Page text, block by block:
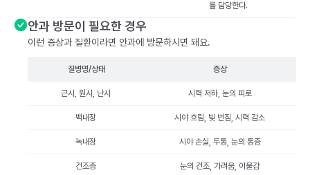
를 담당한다.
안과 방문이 필요한 경우
이런 증상과 질환이라면 안과에 방문하시면 돼요.
질병명/상태 증상
근시, 원시, 난시 시력 저하, 눈의 피로
백내장 시야 흐림, 빛 번짐, 시력 감소
녹내장 시야 손실, 두통, 눈의 통증
건조증 눈의 건조, 가려움, 이물감